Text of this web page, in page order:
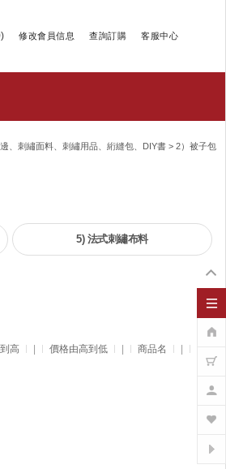
) 修改會員信息 查詢訂購 客服中心
、刺繡面料、刺繡用品、絎縫包、DIY書 > 2）被子包
5) 法式刺繡布料
高 價格由高到低 商品名